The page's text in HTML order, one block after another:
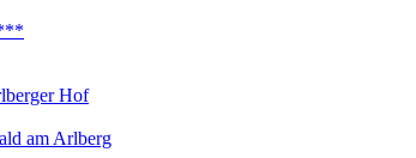
Hof
am Arlberg